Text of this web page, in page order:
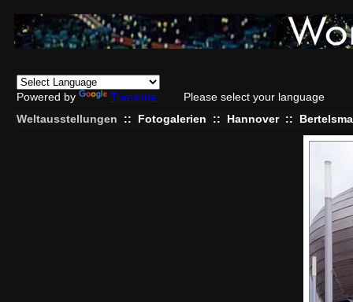
Powered by Translate
Please select your language
Weltausstellungen
:: Fotogalerien :: Hannover ::